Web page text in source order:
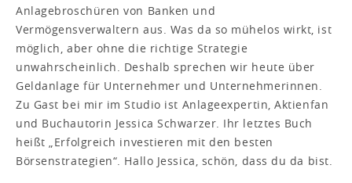
Anlagebroschüren von Banken und
Vermögensverwaltern aus. Was da so mühelos wirkt, ist
möglich, aber ohne die richtige Strategie
unwahrscheinlich. Deshalb sprechen wir heute über
Geldanlage für Unternehmer und Unternehmerinnen.
Zu Gast bei mir im Studio ist Anlageexpertin, Aktienfan
und Buchautorin Jessica Schwarzer. Ihr letztes Buch
heißt „Erfolgreich investieren mit den besten
Börsenstrategien“. Hallo Jessica, schön, dass du da bist.